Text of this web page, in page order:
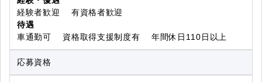
経験者歓迎 有資格者歓迎
待遇
車通勤可 資格取得支援制度有 年間休日110日以上
応募資格